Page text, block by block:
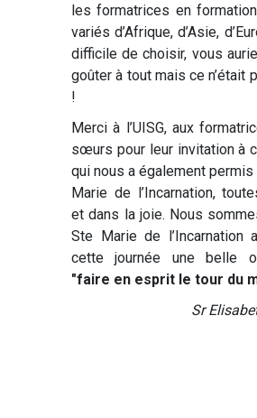
les formatrices en
variés d’Afrique, d’Asie,
difficile de choisir, vous
goûter à tout mais ce n’était
!
Merci à l’UISG, aux
sœurs pour leur invitation à
qui nous a également
Marie de l’Incarnation,
et dans la joie. Nous
Ste Marie de l’Incarnation
cette journée une belle
"faire en esprit le tour du
Sr